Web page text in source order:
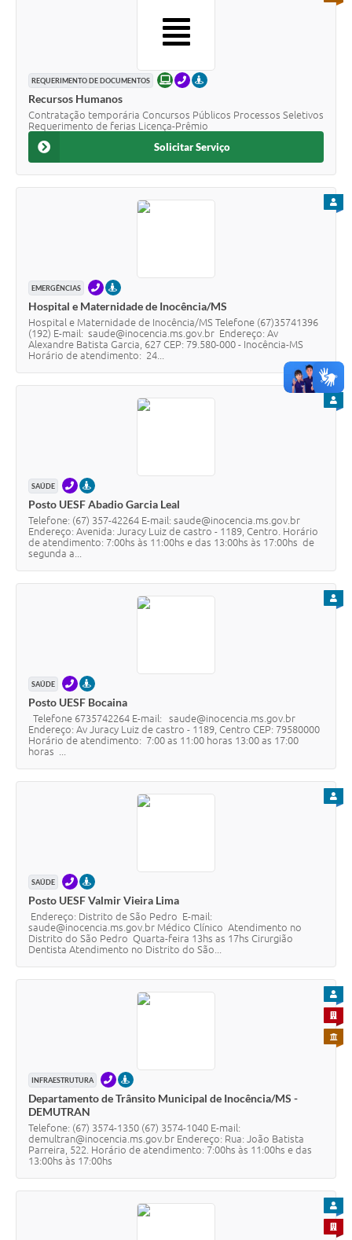
REQUERIMENTO DE DOCUMENTOS ONLINETELEFONEPRESENCIAL
Recursos Humanos
Contratação temporária Concursos Públicos Processos Seletivos
Requerimento de ferias Licença-Prêmio
Solicitar Serviço
EMERGÊNCIAS TELEFONEPRESENCIAL
Hospital e Maternidade de Inocência/MS
Hospital e Maternidade de Inocência/MS Telefone (67)35741396
(192) E-mail: saude@inocencia.ms.gov.br Endereço: Av
Alexandre Batista Garcia, 627 CEP: 79.580-000 - Inocência-MS
Horário de atendimento: 24...
SAÚDE TELEFONEPRESENCIAL
Posto UESF Abadio Garcia Leal
Telefone: (67) 357-42264 E-mail: saude@inocencia.ms.gov.br
Endereço: Avenida: Juracy Luiz de castro - 1189, Centro. Horário
de atendimento: 7:00hs às 11:00hs e das 13:00hs às 17:00hs de
segunda a...
SAÚDE TELEFONEPRESENCIAL
Posto UESF Bocaina
Telefone 6735742264 E-mail: saude@inocencia.ms.gov.br
Endereço: Av Juracy Luiz de castro - 1189, Centro CEP: 79580000
Horário de atendimento: 7:00 as 11:00 horas 13:00 as 17:00
horas ...
SAÚDE TELEFONEPRESENCIAL
Posto UESF Valmir Vieira Lima
Endereço: Distrito de São Pedro E-mail:
saude@inocencia.ms.gov.br Médico Clínico Atendimento no
Distrito do São Pedro Quarta-feira 13hs as 17hs Cirurgião
Dentista Atendimento no Distrito do São...
INFRAESTRUTURA TELEFONEPRESENCIAL
Departamento de Trânsito Municipal de Inocência/MS -
DEMUTRAN
Telefone: (67) 3574-1350 (67) 3574-1040 E-mail:
demultran@inocencia.ms.gov.br Endereço: Rua: João Batista
Parreira, 522. Horário de atendimento: 7:00hs às 11:00hs e das
13:00hs às 17:00hs
PARA
PARA
PARA